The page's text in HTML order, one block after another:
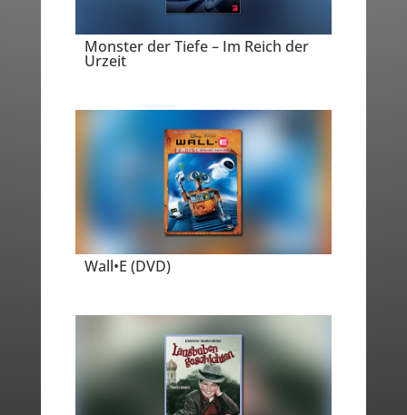
Monster der Tiefe – Im Reich der
Urzeit
Wall•E (DVD)